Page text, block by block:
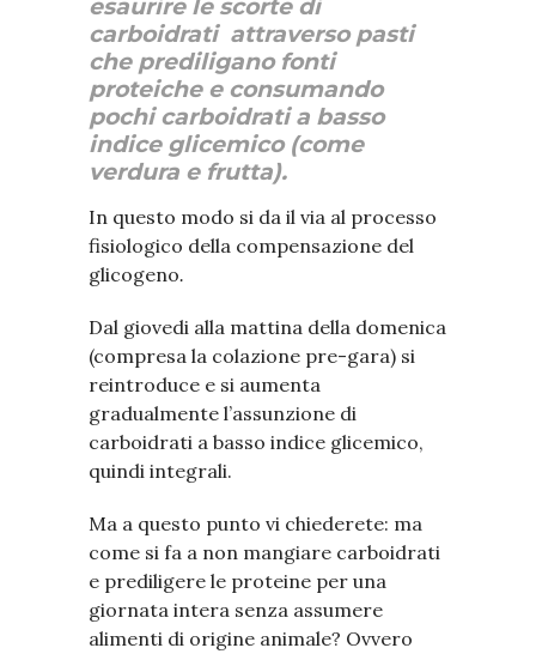
esaurire le scorte di
carboidrati attraverso pasti
che prediligano fonti
proteiche e consumando
pochi carboidrati a basso
indice glicemico (come
verdura e frutta).
In questo modo si da il via al processo
fisiologico della compensazione del
glicogeno.
Dal giovedi alla mattina della domenica
(compresa la colazione pre-gara) si
reintroduce e si aumenta
gradualmente l’assunzione di
carboidrati a basso indice glicemico,
quindi integrali.
Ma a questo punto vi chiederete: ma
come si fa a non mangiare carboidrati
e prediligere le proteine per una
giornata intera senza assumere
alimenti di origine animale? Ovvero